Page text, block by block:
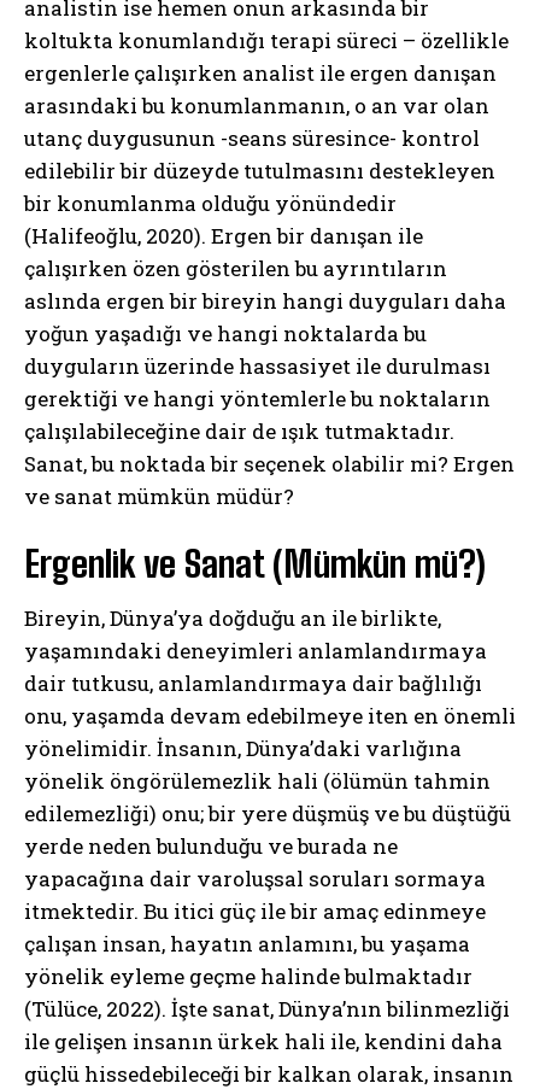
analistin ise hemen onun arkasında bir
koltukta konumlandığı terapi süreci – özellikle
ergenlerle çalışırken analist ile ergen danışan
arasındaki bu konumlanmanın, o an var olan
utanç duygusunun -seans süresince- kontrol
edilebilir bir düzeyde tutulmasını destekleyen
bir konumlanma olduğu yönündedir
(Halifeoğlu, 2020). Ergen bir danışan ile
çalışırken özen gösterilen bu ayrıntıların
aslında ergen bir bireyin hangi duyguları daha
yoğun yaşadığı ve hangi noktalarda bu
duyguların üzerinde hassasiyet ile durulması
gerektiği ve hangi yöntemlerle bu noktaların
çalışılabileceğine dair de ışık tutmaktadır.
Sanat, bu noktada bir seçenek olabilir mi? Ergen
ve sanat mümkün müdür?
Ergenlik ve Sanat (Mümkün mü?)
Bireyin, Dünya’ya doğduğu an ile birlikte,
yaşamındaki deneyimleri anlamlandırmaya
dair tutkusu, anlamlandırmaya dair bağlılığı
onu, yaşamda devam edebilmeye iten en önemli
yönelimidir. İnsanın, Dünya’daki varlığına
yönelik öngörülemezlik hali (ölümün tahmin
edilemezliği) onu; bir yere düşmüş ve bu düştüğü
yerde neden bulunduğu ve burada ne
yapacağına dair varoluşsal soruları sormaya
itmektedir. Bu itici güç ile bir amaç edinmeye
çalışan insan, hayatın anlamını, bu yaşama
yönelik eyleme geçme halinde bulmaktadır
(Tülüce, 2022). İşte sanat, Dünya’nın bilinmezliği
ile gelişen insanın ürkek hali ile, kendini daha
güçlü hissedebileceği bir kalkan olarak, insanın